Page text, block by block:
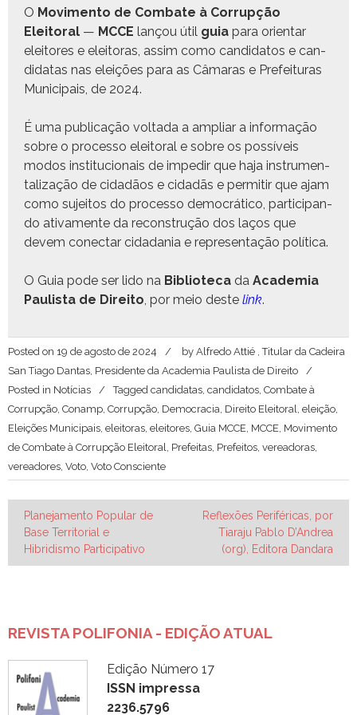
O Movi­men­to de Com­bate à Cor­rupção
Eleitoral — MCCE lançou útil guia para ori­en­tar
eleitores e eleitoras, assim como can­didatos e can­
di­datas nas eleições para as Câmaras e Prefeituras
Munic­i­pais, de 2024.
É uma pub­li­cação volta­da a ampli­ar a infor­mação
sobre o proces­so eleitoral e sobre os pos­síveis
mod­os insti­tu­cionais de impedir que haja instru­men­
tal­iza­ção de cidadãos e cidadãs e per­mi­tir que ajam
como sujeitos do proces­so democráti­co, par­tic­i­pan­
do ati­va­mente da recon­strução dos laços que
devem conec­tar cidada­nia e rep­re­sen­tação política.
O Guia pode ser lido na Bib­liote­ca da Acad­e­mia
Paulista de Dire­ito, por meio deste link.
Posted on 19 de agosto de 2024 by Alfredo Attié , Titular da Cadeira
San Tiago Dantas, Presidente da Academia Paulista de Direito
Posted in Notícias Tagged candidatas, candidatos, Combate à
Corrupção, Conamp, Corrupção, Democracia, Direito Eleitoral, eleição,
Eleições Municipais, eleitoras, eleitores, Guia MCCE, MCCE, Movimento
de Combate à Corrupção Eleitoral, Prefeitas, Prefeitos, vereadoras,
vereadores, Voto, Voto Consciente
Navegação
de
Post
Planejamento Popular de
Base Territorial e
Hibridismo Participativo
Reflexões Periféricas, por
Tiaraju Pablo D’Andrea
(org), Editora Dandara
REVISTA POLIFONIA - EDIÇÃO ATUAL
Edição Número 17
ISSN impressa
2236.5796